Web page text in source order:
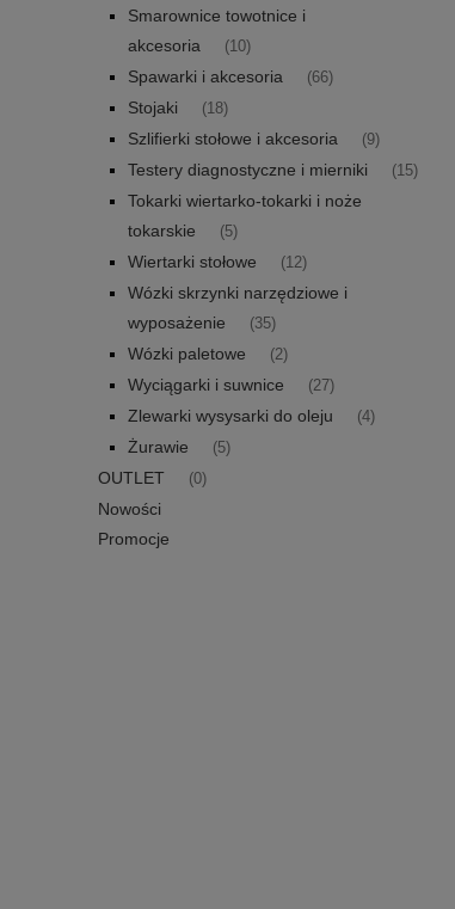
Smarownice towotnice i
akcesoria
(10)
Spawarki i akcesoria (66)
Stojaki (18)
Szlifierki stołowe i akcesoria (9)
Testery diagnostyczne i mierniki (15)
Tokarki wiertarko-tokarki i noże
tokarskie
(5)
Wiertarki stołowe (12)
Wózki skrzynki narzędziowe i
wyposażenie
(35)
Wózki paletowe (2)
Wyciągarki i suwnice (27)
Zlewarki wysysarki do oleju (4)
Żurawie (5)
OUTLET (0)
Nowości
Promocje